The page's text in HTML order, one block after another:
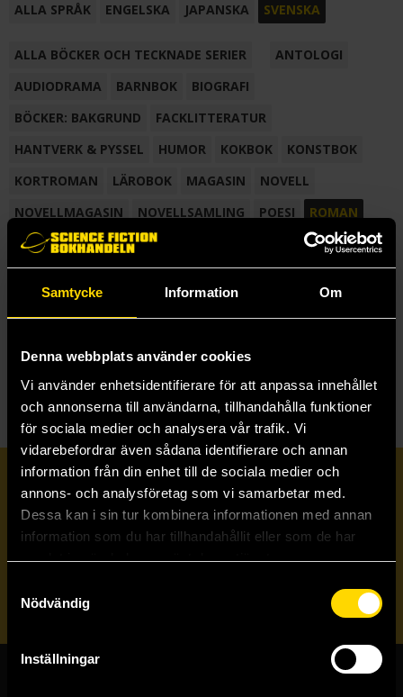
Samtycke Information Om
Denna webbplats använder cookies
Vi använder enhetsidentifierare för att anpassa innehållet
och annonserna till användarna, tillhandahålla funktioner
för sociala medier och analysera vår trafik. Vi
vidarebefordrar även sådana identifierare och annan
information från din enhet till de sociala medier och
annons- och analysföretag som vi samarbetar med.
Dessa kan i sin tur kombinera informationen med annan
information som du har tillhandahållit eller som de har
samlat in när du har använt deras tjänster.
Nödvändig
Inställningar
ALLA SPRÅK ENGELSKA JAPANSKA SVENSKA
ALLA BÖCKER OCH TECKNADE SERIER
ANTOLOGI
AUDIODRAMA
BARNBOK
BIOGRAFI
BÖCKER: BAKGRUND
FACKLITTERATUR
HANTVERK & PYSSEL
HUMOR KOKBOK
KONSTBOK
KORTROMAN
LÄROBOK MAGASIN
NOVELL
NOVELLMAGASIN
NOVELLSAMLING POESI
ROMAN
SAMLINGSVOLYM
TECKNA & MÅLA TECKNAD SERIE
U
Ulvbjörn
Ursprung Andromeda
Utpost
Prenumerera på vårt nyhetsbrev
Veckobrevet
Skicka